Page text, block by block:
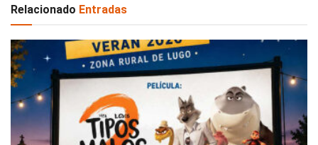
Relacionado Entradas